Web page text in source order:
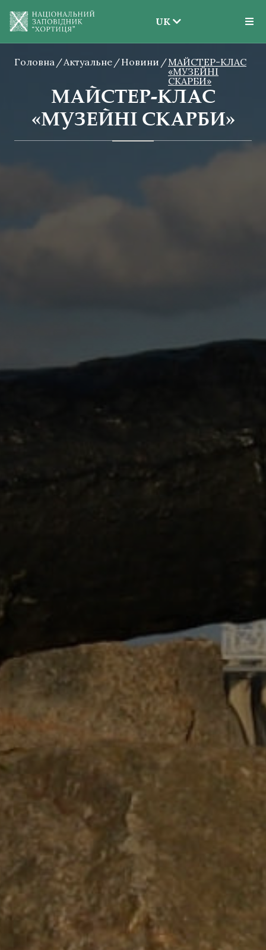
UK
EN
UK
Головна Актуальне Новини
МАЙСТЕР-КЛАС
«МУЗЕЙНІ
СКАРБИ»
МАЙСТЕР-КЛАС
«МУЗЕЙНІ СКАРБИ»